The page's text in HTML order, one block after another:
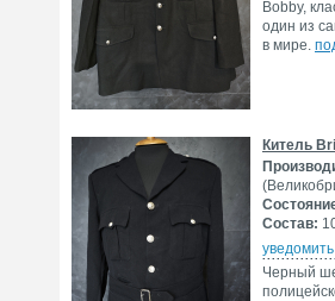
Bobby,
один из
в мире.
Китель
Состав:
Черный